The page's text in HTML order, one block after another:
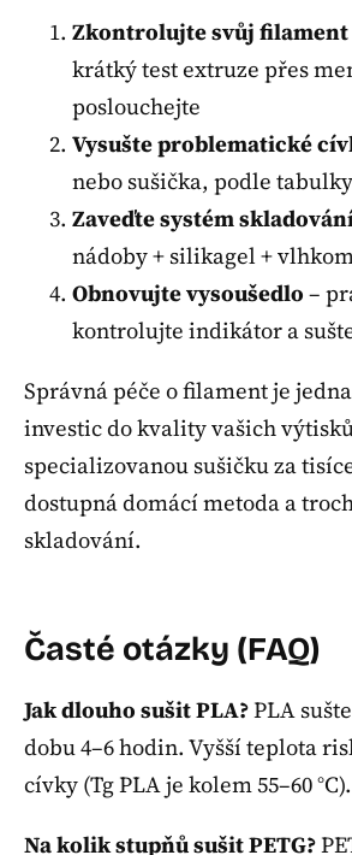
Zkontrolujte svůj filament
krátký test extruze přes
poslouchejte
Vysušte problematické
nebo sušička, podle
Zaveďte systém
nádoby + silikagel +
Obnovujte vysoušedlo –
kontrolujte indikátor a
Správná péče o filament je
investic do kvality vašich
specializovanou sušičku za
dostupná domácí metoda a
skladování.
Časté otázky (FAQ)
Jak dlouho sušit PLA?PLA
dobu 4–6 hodin. Vyšší teplota
cívky (Tg PLA je kolem 55–60 °C).
Na kolik stupňů sušit PETG?